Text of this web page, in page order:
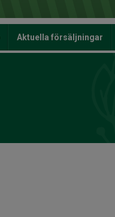
Aktuella försäljningar